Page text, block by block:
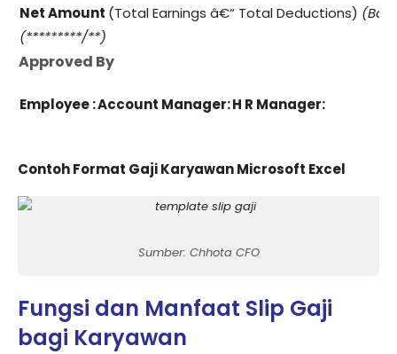
Net Amount (Total Earnings â€“ Total Deductions)
(*********/**)
Approved By
Employee :Account Manager:H R Manager:
Contoh Format Gaji Karyawan Microsoft Excel
Sumber: Chhota CFO
Fungsi dan Manfaat Slip Gaji
bagi Karyawan